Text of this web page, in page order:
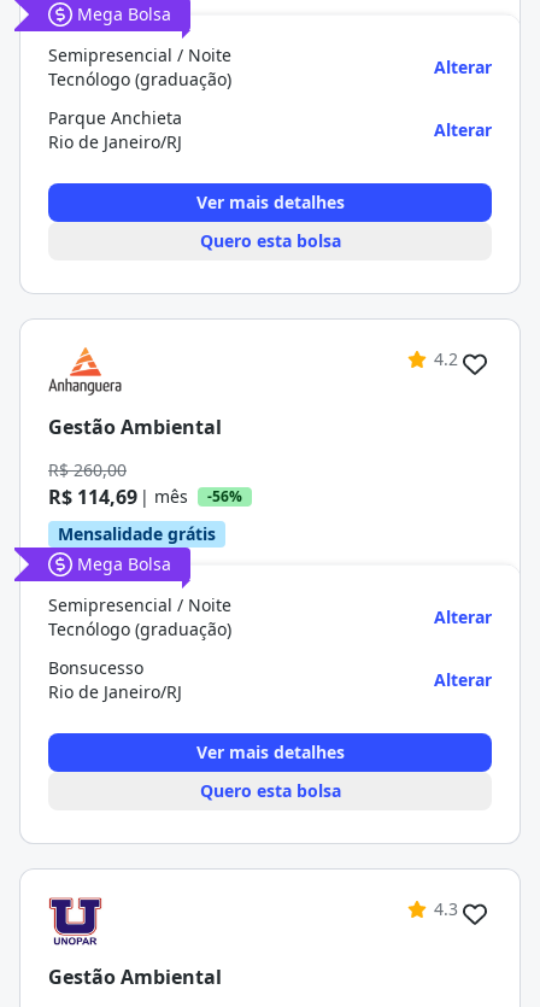
Mega Bolsa
Semipresencial / Noite
Tecnólogo (graduação)
Alterar
Parque Anchieta
Rio de Janeiro/RJ
Alterar
Ver mais detalhes
Quero esta bolsa
4.2
Gestão Ambiental
R$ 260,00
R$ 114,69 | mês -56%
Mensalidade grátis
Mega Bolsa
Semipresencial / Noite
Tecnólogo (graduação)
Alterar
Bonsucesso
Rio de Janeiro/RJ
Alterar
Ver mais detalhes
Quero esta bolsa
4.3
Gestão Ambiental